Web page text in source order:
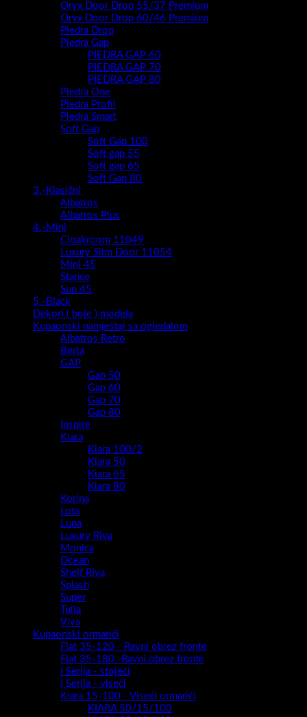
Oryx Door Drop 55/37 Premium
Oryx Door Drop 60/46 Premium
Piedra Drop
Piedra Gap
PIEDRA GAP 60
PIEDRA GAP 70
PIEDRA GAP 80
Piedra One
Piedra Profil
Piedra Smart
Soft Gap
Soft Gap 100
Soft gap 55
Soft gap 65
Soft Gap 80
3.-Klasični
Albatros
Albatros Plus
4.-Mini
Cloakroom 11049
Luxury Slim Door 11054
Mini 45
Stance
Sun 45
5.-Black
Dekori ( boje ) modela
Kupaonski namještaj sa ogledalom
Albatros Retro
Berta
GAP
Gap 50
Gap 60
Gap 70
Gap 80
Inspire
Kiara
Kiara 100/2
Kiara 50
Kiara 65
Kiara 80
Korina
Lota
Luna
Luxury Riva
Monica
Ocean
Shelf Riva
Splash
Super
Tulia
Viva
Kupaonski ormarići
Flat 35-120 - Ravni obrez fronte
Flat 35-180 -Ravni obrez fronte
I Serija - stojeći
I Serija - viseći
Kiara 15-100 - Viseći ormarići
KIARA 50/15/100